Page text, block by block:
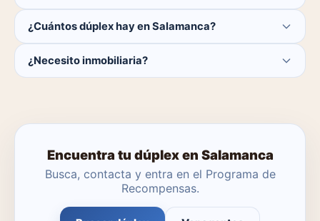
¿Cuántos dúplex hay en Salamanca?
catálogo se actualiza a diario.
¿Necesito inmobiliaria?
Encuentra tu dúplex en Salamanca
Busca, contacta y entra en el Programa de
Recompensas.